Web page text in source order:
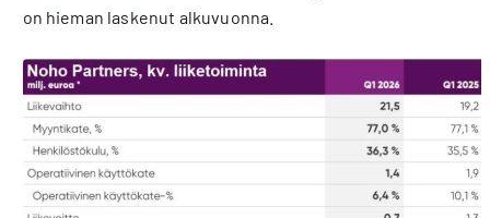
on hieman laskenut alkuvuonna.